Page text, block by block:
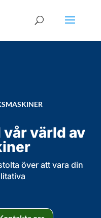
värld av
över att vara din